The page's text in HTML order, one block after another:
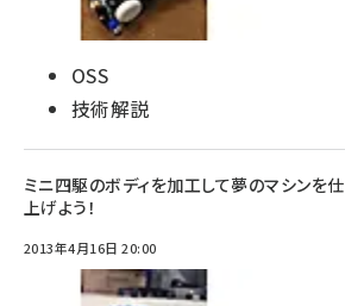
OSS
技術解説
ミニ四駆のボディを加工して夢のマシンを仕
上げよう！
2013年4月16日 20:00